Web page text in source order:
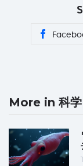
More in 科学